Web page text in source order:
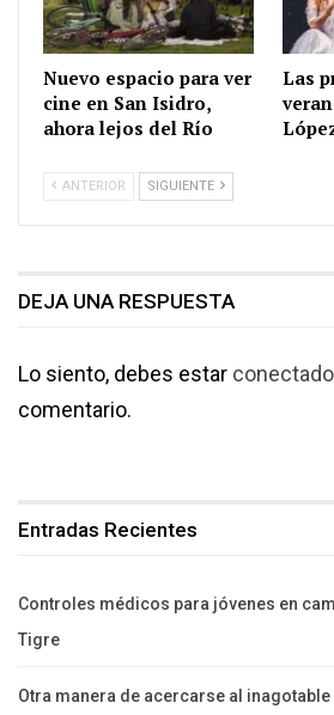
Nuevo espacio para ver
cine en San Isidro,
ahora lejos del Río
Las
ANTERIOR SIGUIENTE
DEJA UNA RESPUESTA
Lo siento, debes estar conectado
comentario.
Entradas Recientes
Controles médicos para jóvenes en
Tigre
Otra manera de acercarse al